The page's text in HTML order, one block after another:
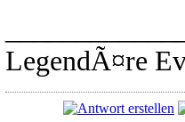
LegendÃ¤re